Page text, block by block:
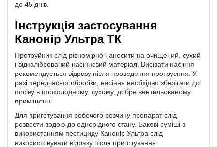
до 45 днів.
Інструкція застосування
Канонір Ультра ТК
Протруйник слід рівномірно наносити на очищений, сухий
і відкалібрований насіннєвий матеріал. Висівати насіння
рекомендується відразу після проведення протруєння. У
разі передчасної обробки, насіння необхідно зберігати до
посіву в прохолодному, сухому, добре вентильованому
приміщенні.
Для приготування робочого розчину препарат слід
розвести водою до однорідного стану. Бакові суміші з
використанням пестициду Канонір Ультра слід
використовувати відразу після приготування.